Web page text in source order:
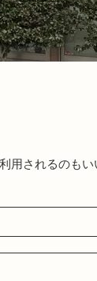
されるのもい